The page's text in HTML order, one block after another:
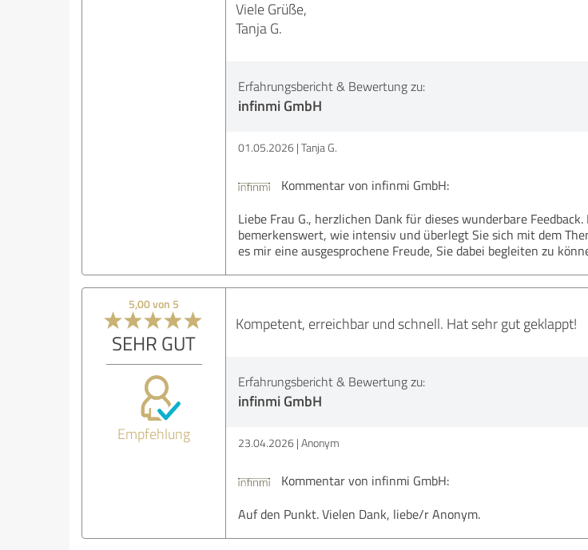
Viele Grüße,
Tanja G.
Erfahrungsbericht & Bewertung zu:
infinmi GmbH
01.05.2026 Tanja G.
Kommentar von infinmi GmbH:
Liebe Frau G., herzlichen Dank für dieses wunderbare
bemerkenswert, wie intensiv und überlegt Sie sich mit dem
es mir eine ausgesprochene Freude, Sie dabei begleiten zu
5,00 von 5
SEHR GUT
Empfehlung
Kompetent, erreichbar und schnell. Hat sehr gut geklappt!
Erfahrungsbericht & Bewertung zu:
infinmi GmbH
23.04.2026 Anonym
Kommentar von infinmi GmbH:
Auf den Punkt. Vielen Dank, liebe/r Anonym.